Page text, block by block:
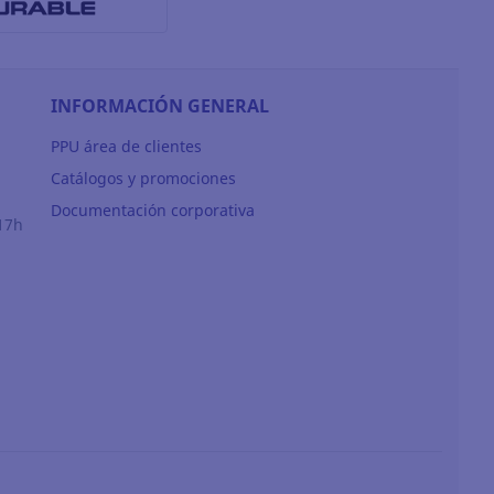
INFORMACIÓN GENERAL
PPU área de clientes
Catálogos y promociones
Documentación corporativa